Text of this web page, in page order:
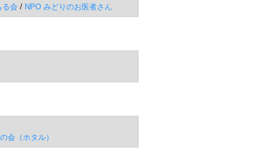
る会 / NPO みどりのお医者さん
会（ホタル）